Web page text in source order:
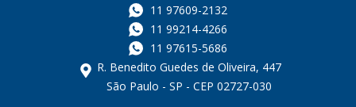
11 97609-2132
11 99214-4266
11 97615-5686
R. Benedito Guedes de Oliveira, 447
São Paulo - SP - CEP 02727-030